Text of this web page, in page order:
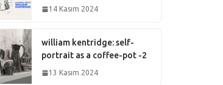
14 Kasım 2024
william kentridge: self-
portrait as a coffee-pot -2
13 Kasım 2024